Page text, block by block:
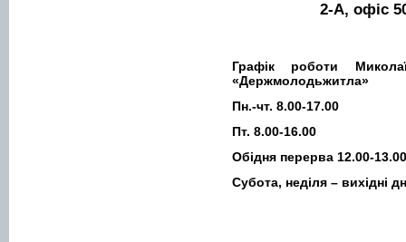
2-А, офіс
Графік роботи
«Держмолодьжитла»
Пн.-чт. 8.00-17.00
Пт. 8.00-16.00
Обідня перерва 12.00-13.00
Субота, неділя – вихідні